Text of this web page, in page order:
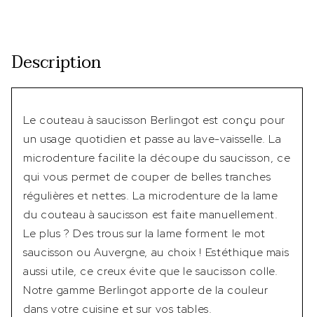
Description
Le couteau à saucisson Berlingot est conçu pour
un usage quotidien et passe au lave-vaisselle. La
microdenture facilite la découpe du saucisson, ce
qui vous permet de couper de belles tranches
régulières et nettes. La microdenture de la lame
du couteau à saucisson est faite manuellement.
Le plus ? Des trous sur la lame forment le mot
saucisson ou Auvergne, au choix ! Estéthique mais
aussi utile, ce creux évite que le saucisson colle.
Notre gamme Berlingot apporte de la couleur
dans votre cuisine et sur vos tables.